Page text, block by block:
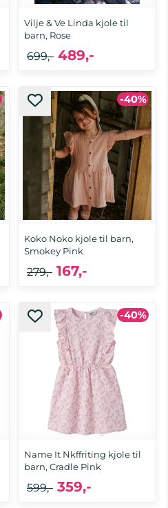
Vilje & Ve Linda kjole til
barn, Rose
98, 104
489,-
699,-
-40%
Koko Noko kjole til barn,
Smokey Pink
128, 134, 140
167,-
279,-
-40%
Name It Nkffriting kjole til
barn, Cradle Pink
359,-
599,-